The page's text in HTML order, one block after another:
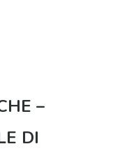
–
DI